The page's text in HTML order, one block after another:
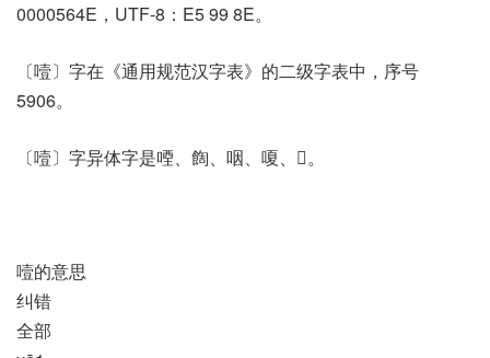
0000564E，UTF-8：E5 99 8E。
〔噎〕字在《通用规范汉字表》的二级字表中，序号
5906。
〔噎〕字异体字是㖶、䭇、咽、嗄、𩜺。
噎的意思
纠错
全部